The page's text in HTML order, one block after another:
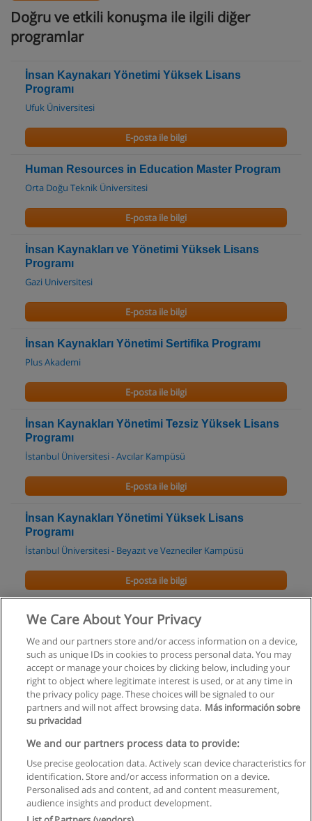
Doğru ve etkili konuşma ile ilgili diğer
programlar
İnsan Kaynakarı Yönetimi Yüksek Lisans
Programı
Ufuk Üniversitesi
E-posta ile bilgi
Human Resources in Education Master Program
Orta Doğu Teknik Üniversitesi
E-posta ile bilgi
İnsan Kaynakları ve Yönetimi Yüksek Lisans
Programı
Gazi Universitesi
E-posta ile bilgi
İnsan Kaynakları Yönetimi Sertifika Programı
Plus Akademi
E-posta ile bilgi
İnsan Kaynakları Yönetimi Tezsiz Yüksek Lisans
Programı
İstanbul Üniversitesi - Avcılar Kampüsü
E-posta ile bilgi
İnsan Kaynakları Yönetimi Yüksek Lisans
Programı
İstanbul Üniversitesi - Beyazıt ve Vezneciler Kampüsü
E-posta ile bilgi
İnsan Kaynakları Yönetimi Doktora Programı
İstanbul Üniversitesi - Beyazıt ve Vezneciler Kampüsü
E-posta ile bilgi
Kullanım koşulları
Gizlilik politikası
İletişim Educaedu
We Care About Your Privacy
We and our partners store and/or access information on a device,
such as unique IDs in cookies to process personal data. You may
accept or manage your choices by clicking below, including your
right to object where legitimate interest is used, or at any time in
the privacy policy page. These choices will be signaled to our
partners and will not affect browsing data. Más información sobre
su privacidad
We and our partners process data to provide:
Use precise geolocation data. Actively scan device characteristics for
identification. Store and/or access information on a device.
Personalised ads and content, ad and content measurement,
audience insights and product development.